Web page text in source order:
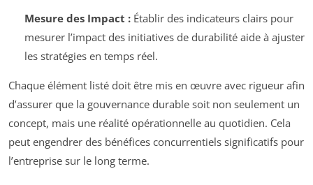
Mesure des Impact :Établir des indicateurs clairs pour
mesurer l’impact des initiatives de durabilité aide à ajuster
les stratégies en temps réel.
Chaque élément listé doit être mis en œuvre avec rigueur afin
d’assurer que la gouvernance durable soit non seulement un
concept, mais une réalité opérationnelle au quotidien. Cela
peut engendrer des bénéfices concurrentiels significatifs pour
l’entreprise sur le long terme.